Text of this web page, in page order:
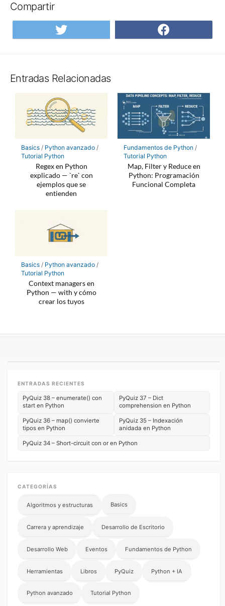
Compartir
Compartir
en
en
Entradas Relacionadas
Basics/ Python avanzado/
Tutorial Python
Regex en Python
explicado — `re` con
ejemplos que se
entienden
Fundamentos de Python/
Tutorial Python
Map, Filter y Reduce en
Python: Programación
Funcional Completa
Basics/ Python avanzado/
Tutorial Python
Context managers en
Python — with y cómo
crear los tuyos
ENTRADAS RECIENTES
PyQuiz 38 – enumerate() con
start en Python
PyQuiz 37 – Dict
comprehension en Python
PyQuiz 36 – map() convierte
tipos en Python
PyQuiz 35 – Indexación
anidada en Python
PyQuiz 34 – Short-circuit con or en Python
CATEGORÍAS
Algoritmos y estructuras Basics
Carrera y aprendizaje Desarrollo de Escritorio
Desarrollo Web Eventos Fundamentos de Python
Herramientas Libros PyQuiz Python + IA
Python avanzado Tutorial Python